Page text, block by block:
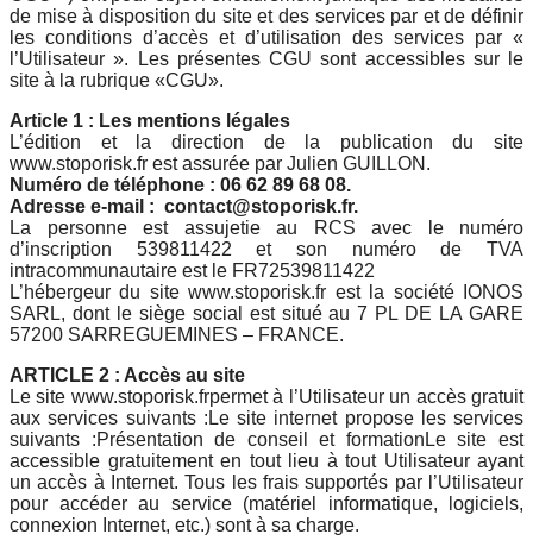
de mise à disposition du site et des services par et de définir
les conditions d’accès et d’utilisation des services par «
l’Utilisateur ». Les présentes CGU sont accessibles sur le
site à la rubrique «CGU».
Article 1 : Les mentions légales
L’édition et la direction de la publication du site
www.stoporisk.fr est assurée par Julien GUILLON.
Numéro de téléphone : 06 62 89 68 08.
Adresse e-mail : contact@stoporisk.fr.
La personne est assujetie au RCS avec le numéro
d’inscription 539811422 et son numéro de TVA
intracommunautaire est le FR72539811422
L’hébergeur du site www.stoporisk.fr est la société IONOS
SARL, dont le siège social est situé au 7 PL DE LA GARE
57200 SARREGUEMINES – FRANCE.
ARTICLE 2 : Accès au site
Le site www.stoporisk.frpermet à l’Utilisateur un accès gratuit
aux services suivants :Le site internet propose les services
suivants :Présentation de conseil et formationLe site est
accessible gratuitement en tout lieu à tout Utilisateur ayant
un accès à Internet. Tous les frais supportés par l’Utilisateur
pour accéder au service (matériel informatique, logiciels,
connexion Internet, etc.) sont à sa charge.